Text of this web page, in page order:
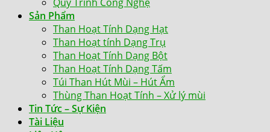
Sản Phẩm
Than Hoạt Tính Dạng Hạt
Than Hoạt tính Dạng Trụ
Than Hoạt Tính Dạng Bột
Than Hoạt Tính Dạng Tấm
Túi Than Hút Mùi – Hút Ẩm
Thùng Than Hoạt Tính – Xử lý mùi
Tin Tức – Sự Kiện
Tài Liệu